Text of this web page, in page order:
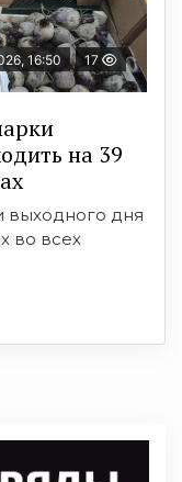
16:50 17
на 39
выходного дня
во всех